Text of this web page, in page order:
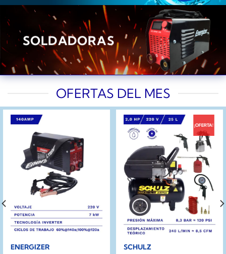
SOLDADORAS
OFERTAS DEL MES
ENERGIZER
¡OFERTA!
SCHULZ